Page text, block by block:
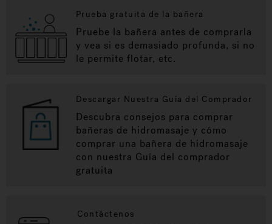
Prueba gratuita de la bañera
Pruebe la bañera antes de comprarla
y vea si es demasiado profunda, si no
le permite flotar, etc.
Descargar Nuestra Guía del Comprador
Descubra consejos para comprar
bañeras de hidromasaje y cómo
comprar una bañera de hidromasaje
con nuestra Guía del comprador
gratuita
Contáctenos